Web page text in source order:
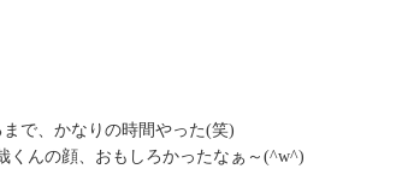
で、かなりの時間やった(笑)
くんの顔、おもしろかったなぁ～(^w^)